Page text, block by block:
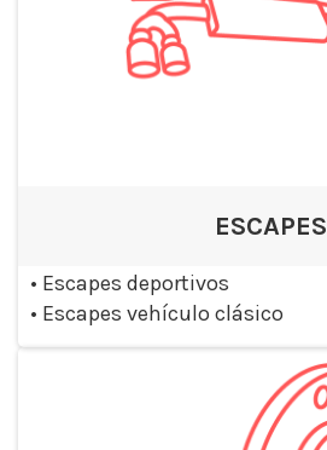
ESCAPES
• Escapes deportivos
• Escapes vehículo clásico